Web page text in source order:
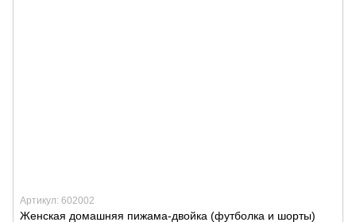
Артикул: 602002
Женская домашняя пижама-двойка (футболка и шорты)